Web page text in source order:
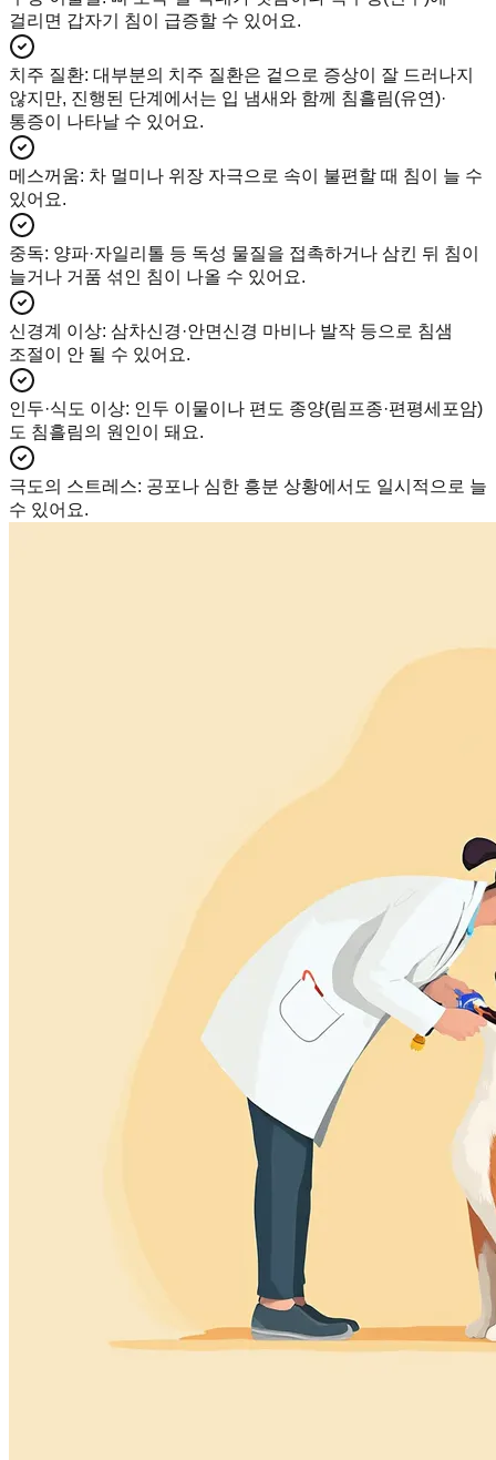
걸리면 갑자기 침이 급증할 수 있어요.
치주 질환: 대부분의 치주 질환은 겉으로 증상이 잘 드러나지
않지만, 진행된 단계에서는 입 냄새와 함께 침흘림(유연)·
통증이 나타날 수 있어요.
메스꺼움: 차 멀미나 위장 자극으로 속이 불편할 때 침이 늘 수
있어요.
중독: 양파·자일리톨 등 독성 물질을 접촉하거나 삼킨 뒤 침이
늘거나 거품 섞인 침이 나올 수 있어요.
신경계 이상: 삼차신경·안면신경 마비나 발작 등으로 침샘
조절이 안 될 수 있어요.
인두·식도 이상: 인두 이물이나 편도 종양(림프종·편평세포암)
도 침흘림의 원인이 돼요.
극도의 스트레스: 공포나 심한 흥분 상황에서도 일시적으로 늘
수 있어요.